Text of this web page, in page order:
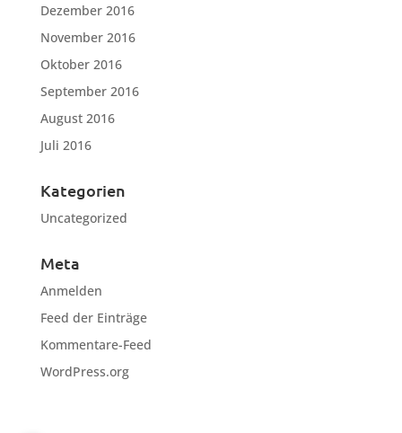
Dezember 2016
November 2016
Oktober 2016
September 2016
August 2016
Juli 2016
Kategorien
Uncategorized
Meta
Anmelden
Feed der Einträge
Kommentare-Feed
WordPress.org